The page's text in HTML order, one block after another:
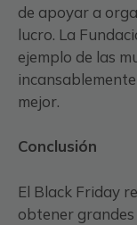
de apoyar a
lucro. La
ejemplo de las
mejor.
Conclusión
El Black Friday
obtener